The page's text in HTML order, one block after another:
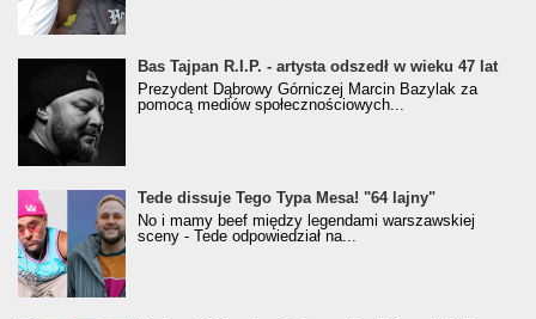
Bas Tajpan R.I.P. - artysta odszedł w wieku 47 lat
Prezydent Dąbrowy Górniczej Marcin Bazylak za
pomocą mediów społecznościowych...
Tede dissuje Tego Typa Mesa! "64 lajny"
No i mamy beef między legendami warszawskiej
sceny - Tede odpowiedział na...